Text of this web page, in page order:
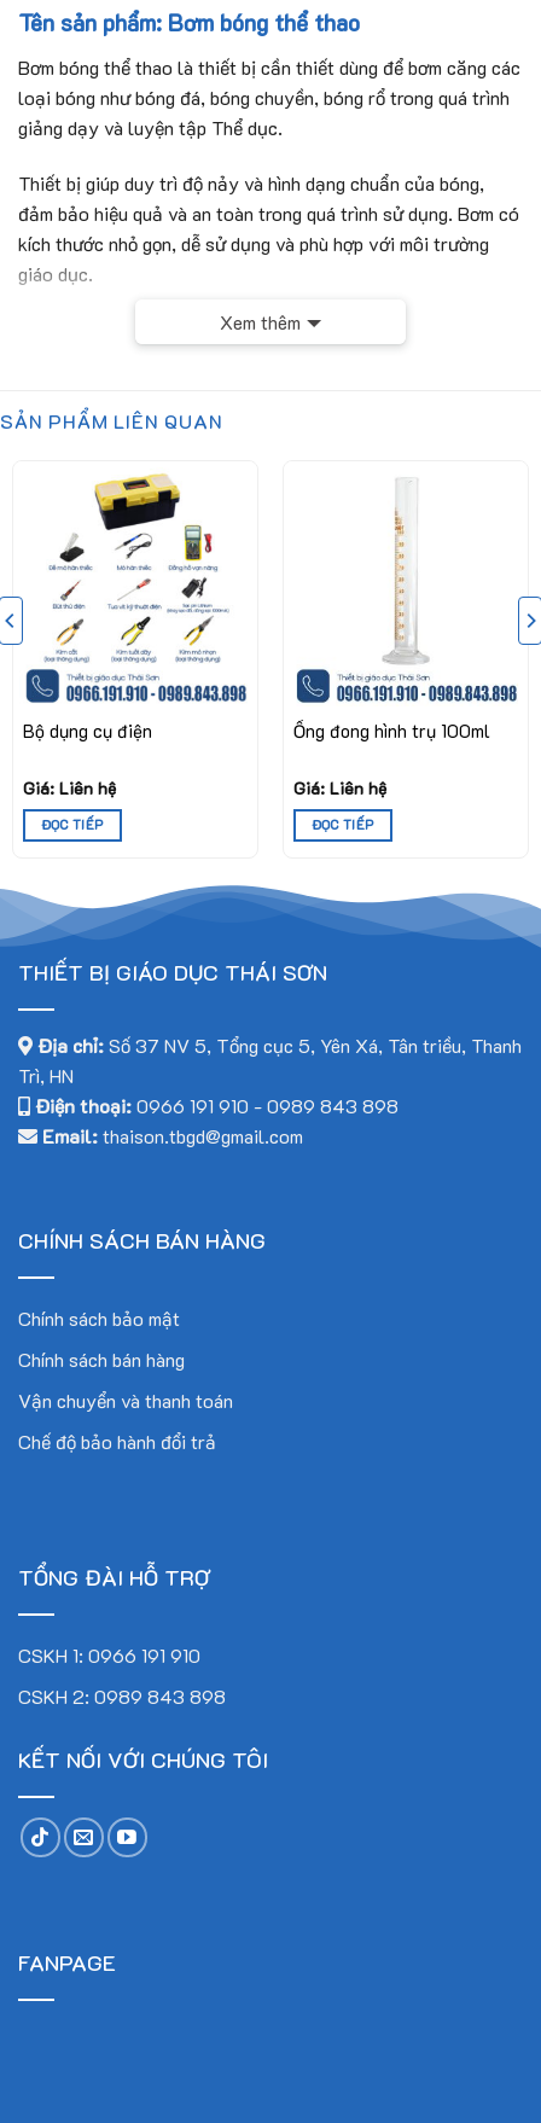
Tên sản phẩm: Bơm bóng thể thao
Bơm bóng thể thao là thiết bị cần thiết dùng để bơm căng các
loại bóng như bóng đá, bóng chuyền, bóng rổ trong quá trình
giảng dạy và luyện tập Thể dục.
Thiết bị giúp duy trì độ nảy và hình dạng chuẩn của bóng,
đảm bảo hiệu quả và an toàn trong quá trình sử dụng. Bơm có
kích thước nhỏ gọn, dễ sử dụng và phù hợp với môi trường
giáo dục.
Chất liệu chính bằng kim loại, có đồng hồ đo áp lực, vòi bơm
Xem thêm
SẢN PHẨM LIÊN QUAN
Bộ dụng cụ điện
Giá: Liên hệ
ĐỌC TIẾP
Ống đong hình trụ 100ml
Giá: Liên hệ
ĐỌC TIẾP
THIẾT BỊ GIÁO DỤC THÁI SƠN
Địa chỉ:Số 37 NV 5, Tổng cục 5, Yên Xá, Tân triều, Thanh
Trì, HN
Điện thoại:0966 191 910 -0989 843 898
Email:thaison.tbgd@gmail.com
CHÍNH SÁCH BÁN HÀNG
Chính sách bảo mật
Chính sách bán hàng
Vận chuyển và thanh toán
Chế độ bảo hành đổi trả
TỔNG ĐÀI HỖ TRỢ
CSKH 1: 0966 191 910
CSKH 2: 0989 843 898
KẾT NỐI VỚI CHÚNG TÔI
FANPAGE